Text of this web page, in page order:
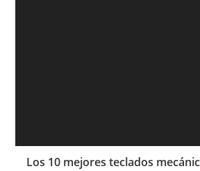
Los 10 mejores teclados